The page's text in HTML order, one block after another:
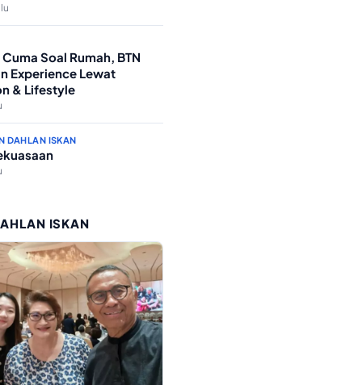
Soal Rumah, BTN
Experience Lewat
& Lifestyle
DAHLAN ISKAN
ISKAN